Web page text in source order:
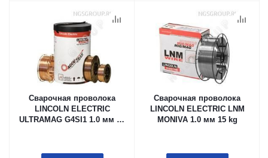
Сварочная проволока
LINCOLN ELECTRIC
ULTRAMAG G4SI1 1.0 мм 15
Сварочная проволока
LINCOLN ELECTRIC LNM
MONIVA 1.0 мм 15 kg